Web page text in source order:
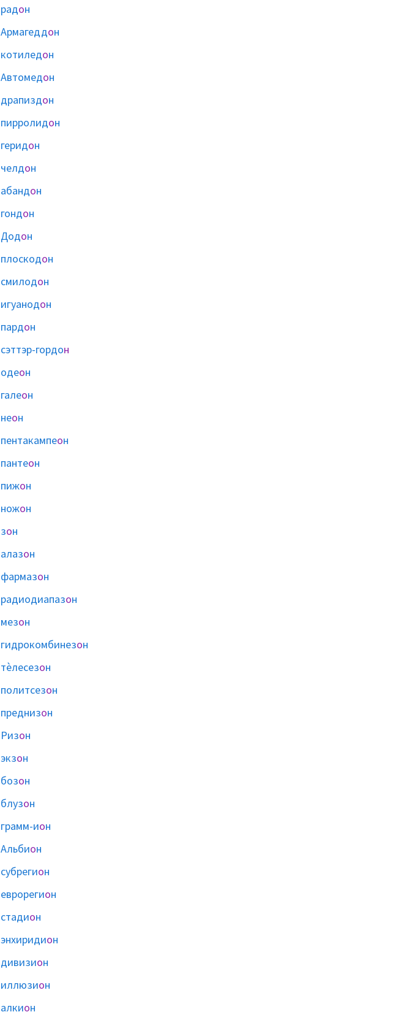
радон
Армагеддон
котиледон
Автомедон
драпиздон
пирролидон
геридон
челдон
абандон
гондон
Додон
плоскодон
смилодон
игуанодон
пардон
сэттэр-гордон
одеон
галеон
неон
пентакампеон
пантеон
пижон
ножон
зон
алазон
фармазон
радиодиапазон
мезон
гидрокомбинезон
тѐлесезон
политсезон
преднизон
Ризон
экзон
бозон
блузон
грамм-ион
Альбион
субрегион
еврорегион
стадион
энхиридион
дивизион
иллюзион
алкион